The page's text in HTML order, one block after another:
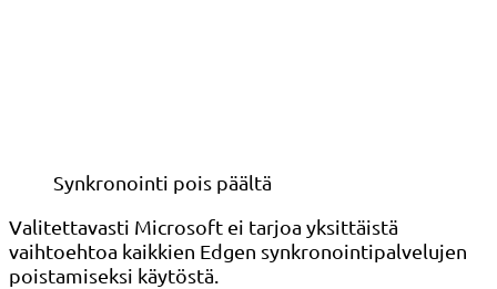
Synkronointi pois päältä
Valitettavasti Microsoft ei tarjoa yksittäistä
vaihtoehtoa kaikkien Edgen synkronointipalvelujen
poistamiseksi käytöstä.